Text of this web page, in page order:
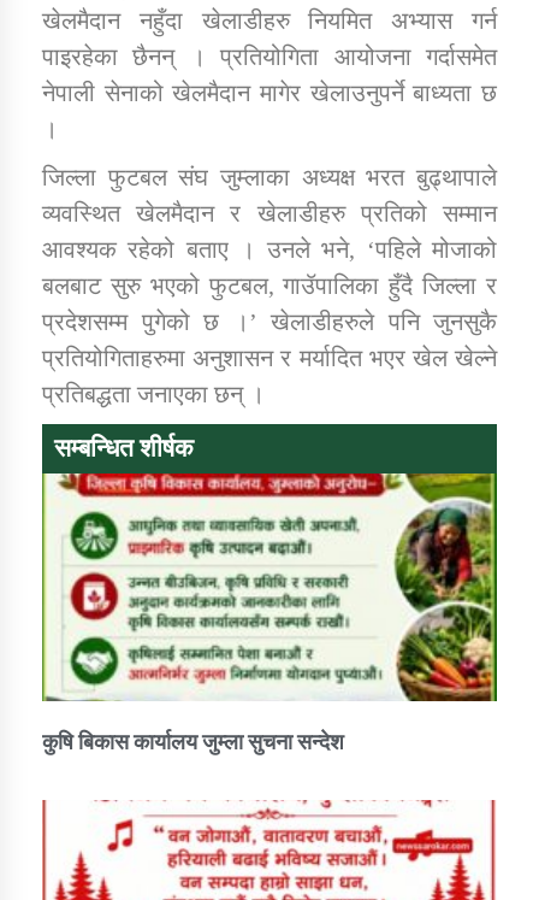
तातोपानी गाउँपालिकाको न्यायिक समिति सम्बन्धी सन्देश
तातोपानी गाउँपालिका जुम्लाको महिला तथा लैङ्गिक हिंसा
तातोपानी गाउँपालिका जुम्लाको महिनावारी सम्बन्धिकाे
सन्देश
तातोपानी गाउँपालिका जुम्लाको बालविवाह सन्देश
तातोपानी गाउँपालिका जुम्लाको सूचना
तातोपानी गाउँपालिका जुम्लाको सूचना
खेलमैदान नहुँदा खेलाडीहरु नियमित अभ्यास गर्न
पाइरहेका छैनन् । प्रतियोगिता आयोजना गर्दासमेत
नेपाली सेनाको खेलमैदान मागेर खेलाउनुपर्ने बाध्यता छ
।
जिल्ला फुटबल संघ जुम्लाका अध्यक्ष भरत बुढ्थापाले
व्यवस्थित खेलमैदान र खेलाडीहरु प्रतिको सम्मान
आवश्यक रहेको बताए । उनले भने, ‘पहिले मोजाको
बलबाट सुरु भएको फुटबल, गाउॅपालिका हुँदै जिल्ला र
प्रदेशसम्म पुगेको छ ।’ खेलाडीहरुले पनि जुनसुकै
प्रतियोगिताहरुमा अनुशासन र मर्यादित भएर खेल खेल्ने
प्रतिबद्धता जनाएका छन् ।
सम्बन्धित शीर्षक
कुषि बिकास कार्यालय जुम्ला सुचना सन्देश